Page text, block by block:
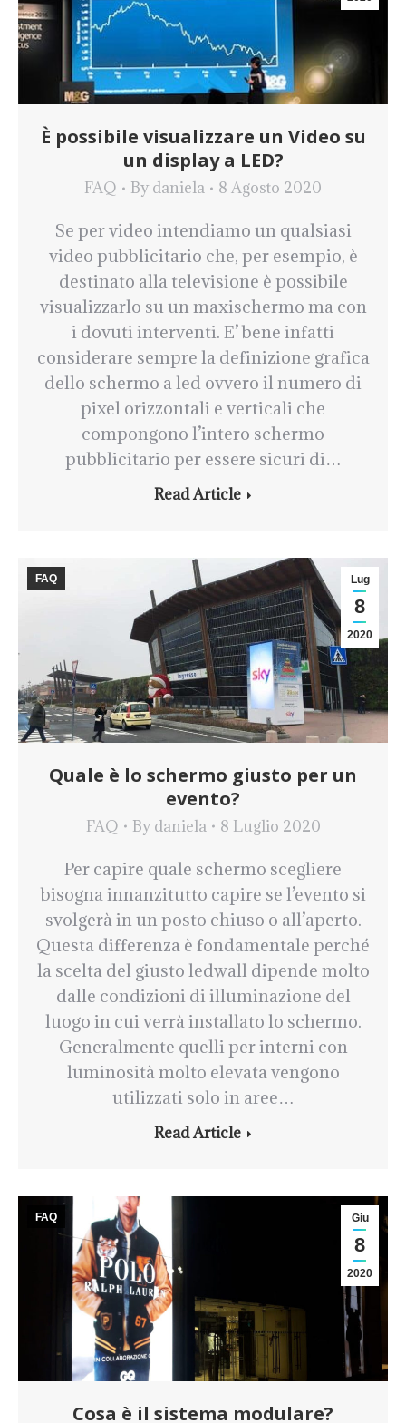
È possibile visualizzare un Video su
un display a LED?
FAQ Bydaniela 8 Agosto 2020
Se per video intendiamo un qualsiasi
video pubblicitario che, per esempio, è
destinato alla televisione è possibile
visualizzarlo su un maxischermo ma con
i dovuti interventi. E’ bene infatti
considerare sempre la definizione grafica
dello schermo a led ovvero il numero di
pixel orizzontali e verticali che
compongono l’intero schermo
pubblicitario per essere sicuri di…
Read Article
Quale è lo schermo giusto per un
evento?
FAQ Bydaniela 8 Luglio 2020
Lug
8
2020
FAQ
Per capire quale schermo scegliere
bisogna innanzitutto capire se l’evento si
svolgerà in un posto chiuso o all’aperto.
Questa differenza è fondamentale perché
la scelta del giusto ledwall dipende molto
dalle condizioni di illuminazione del
luogo in cui verrà installato lo schermo.
Generalmente quelli per interni con
luminosità molto elevata vengono
utilizzati solo in aree…
Read Article
Cosa è il sistema modulare?
Giu
8
2020
FAQ